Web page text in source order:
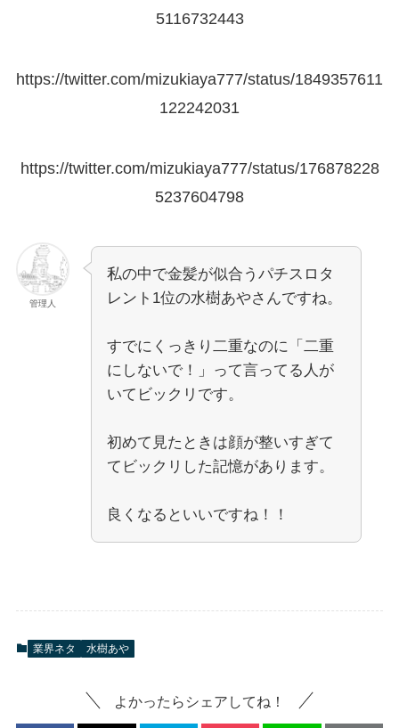
5116732443
https://twitter.com/mizukiaya777/status/1849357611
122242031
https://twitter.com/mizukiaya777/status/176878228
5237604798
管理人
私の中で金髪が似合うパチスロタ
レント1位の水樹あやさんですね。
すでにくっきり二重なのに「二重
にしないで！」って言ってる人が
いてビックリです。
初めて見たときは顔が整いすぎて
てビックリした記憶があります。
良くなるといいですね！！
業界ネタ 水樹あや
よかったらシェアしてね！